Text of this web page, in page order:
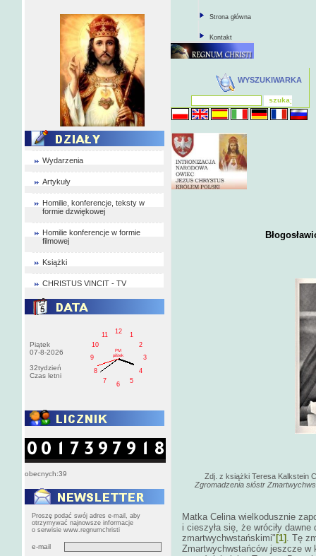
Wydarzenia
Artykuły
Homilie, konferencje, teksty w
formie dzwiękowej
Homilie konferencje w formie
filmowej
Książki
CHRISTUS VINCIT - TV
Piątek
07-8-2026
32tydzień
Czas letni
1
2
3
4
5
6
7
8
9
10
11
12
PM
pištek
obecnych:39
Proszę podać swój adres e-mail, aby
otrzymywać najnowsze informacje
o serwisie www.regnumchristi
e-mail
Strona główna
Kontakt
WYSZUKIWARKA
Zdj. z książki Teresa Kalkstein
Zgromadzenia sióstr
Matka Celina wielkodusznie
i cieszyła się, że wróciły
zmartwychwstańskimi" [1] . Tę
Zmartwychwstańców jeszcze w